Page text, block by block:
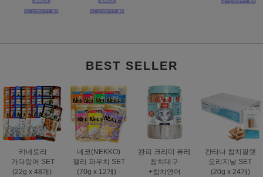
BEST SELLER
카네토라
가다랑어 SET
(22g x 48개)-
네코(NEKKO)
젤리 파우치 SET
(70g x 12개) -
완피 크리미 퓨레
참치대구
+참치연어
칸타나 참치필렛
오리지날 SET
(20g x 24개)